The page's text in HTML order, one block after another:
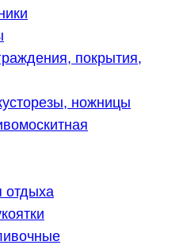
покрытия,
ножницы
отдыха